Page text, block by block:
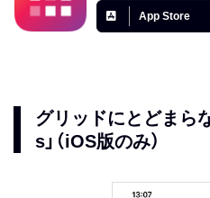
App Store
グリッドにとどまら
s」（iOS版のみ）